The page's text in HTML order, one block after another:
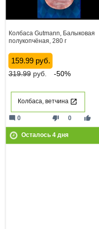
Колбаса Gutmann, Балыковая
полукопчёная, 280 г
159.99 руб.
319.99руб. -50%
Колбаса, ветчина
thumb_down 0 thumb_up
mode_comment 0
Осталось 4дня